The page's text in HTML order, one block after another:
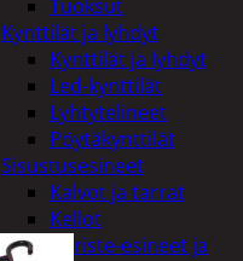
Tuoksut
Kynttilät ja lyhdyt
Kynttilät ja lyhdyt
Led-kynttilät
Lyhtytelineet
Pöytäkynttilät
Sisustusesineet
Kalvot ja tarrat
Kellot
Koriste-esineet ja